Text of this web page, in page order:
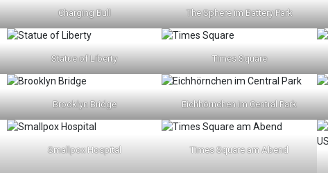
Charging Bull The Sphere im Battery Park
Statue of Liberty Times Square
Brooklyn Bridge Eichhörnchen im Central Park
Smallpox Hospital
Times Square am Abend